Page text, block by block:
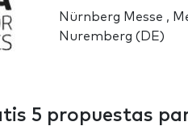
Nürnberg Messe ,
Nuremberg (DE)
5 propuestas